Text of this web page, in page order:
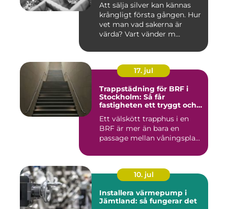
Att sälja silver kan kännas
krångligt första gången. Hur
vet man vad sakerna är
värda? Vart vänder m...
17. jul
Trappstädning för BRF i
Stockholm: Så får
fastigheten ett tryggt och
Ett välskött trapphus i en
BRF är mer än bara en
passage mellan våningspla...
10. jul
Installera värmepump i
Jämtland: så fungerar det